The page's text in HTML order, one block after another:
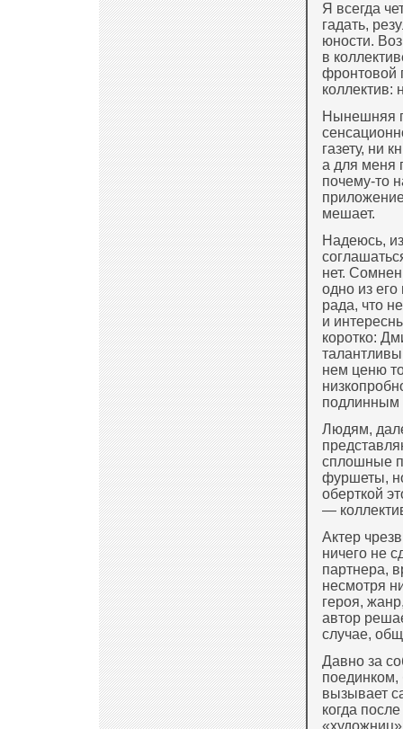
Я всегда
гадать,
юности.
в
фронтовой
коллектив:
Нынешняя
газету, ни
а для меня
почему-то
мешает.
Надеюсь,
нет.
одно из
рада, что
и
коротко:
нем ценю
подлинным
Людям,
сплошные
фуршеты,
оберткой
—
Актер
ничего не
партнера,
несмотря
героя,
автор
случае,
Давно за
поединком,
вызывает
когда